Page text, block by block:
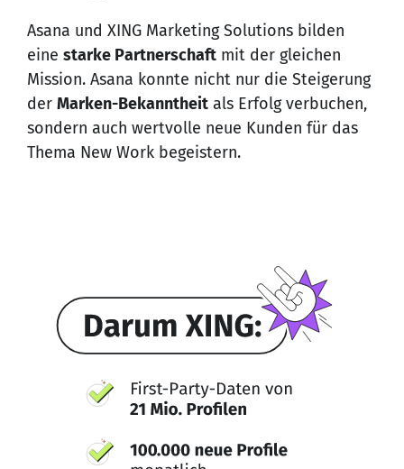
Asana und XING Marketing Solutions bilden
eine starke Partnerschaft mit der gleichen
Mission. Asana konnte nicht nur die Steigerung
der Marken-Bekanntheit als Erfolg verbuchen,
sondern auch wertvolle neue Kunden für das
Thema New Work begeistern.